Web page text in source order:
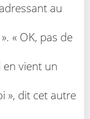
au
« OK, pas de
en vient un
», dit cet autre